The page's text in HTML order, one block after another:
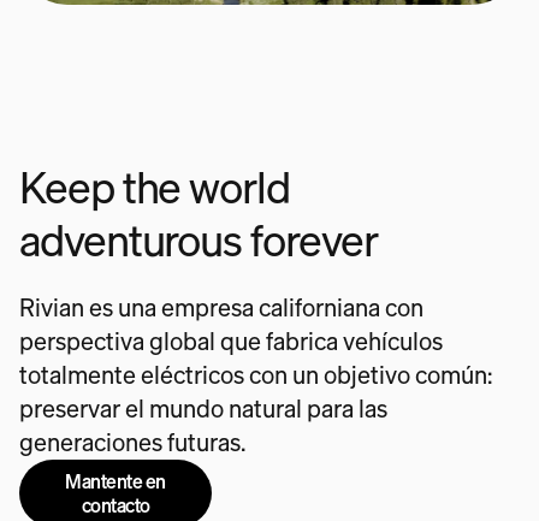
Keep the world
adventurous forever
Rivian es una empresa californiana con
perspectiva global que fabrica vehículos
totalmente eléctricos con un objetivo común:
preservar el mundo natural para las
generaciones futuras.
Mantente en
contacto